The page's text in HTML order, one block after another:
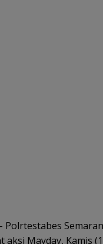
Polrtestabes
aksi Mayday, Kamis